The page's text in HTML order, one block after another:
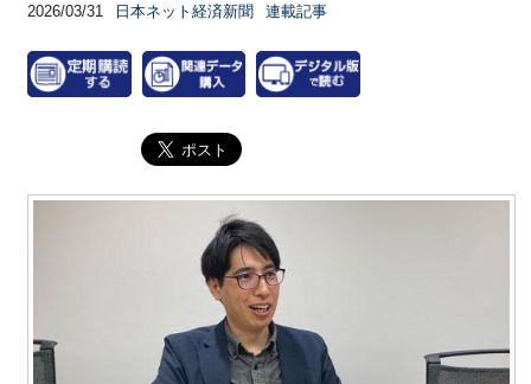
2026/03/31 日本ネット経済新聞 連載記事